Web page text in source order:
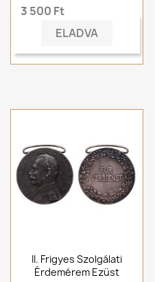
3 500 Ft
ELADVA
II. Frigyes Szolgálati
Érdemérem Ezüst